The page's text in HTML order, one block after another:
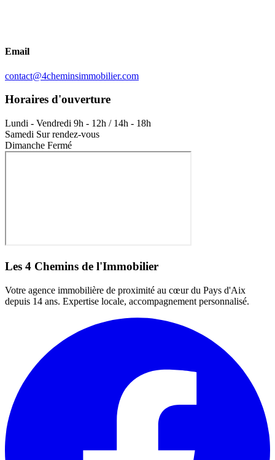
Email
contact@4cheminsimmobilier.com
Horaires d'ouverture
Lundi - Vendredi 9h - 12h / 14h - 18h
Samedi Sur rendez-vous
Dimanche Fermé
Les 4 Chemins de l'Immobilier
Votre agence immobilière de proximité au cœur du Pays d'Aix
depuis 14 ans. Expertise locale, accompagnement personnalisé.